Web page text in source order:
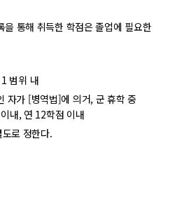
통해 취득한 학점은 졸업에 필요한
범위 내
자가 [병역법]에 의거, 군 휴학 중
내, 연 12학점 이내
로 정한다.